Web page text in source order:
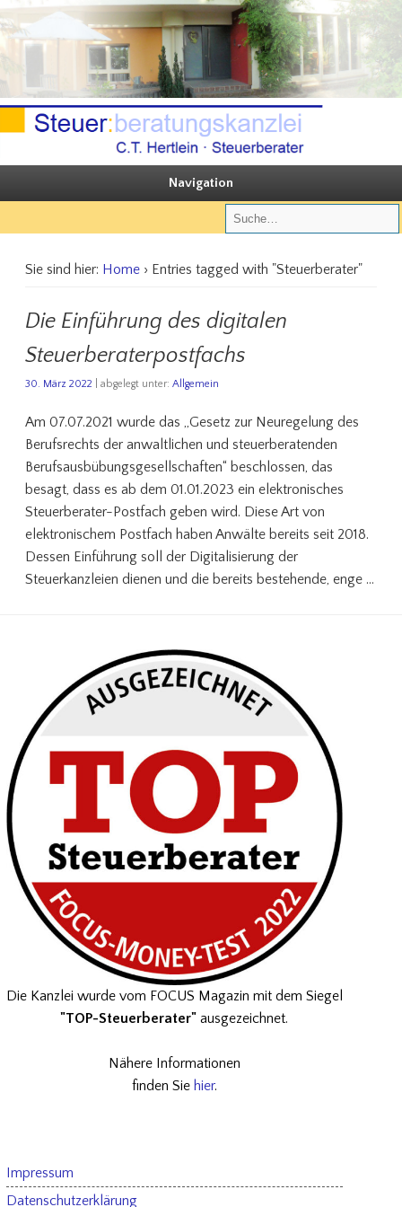
Steuerberatungskanzlei C.T. Hertlein
Sie steuern, wir beraten
Navigation
Sie sind hier: Home› Entries tagged with "Steuerberater"
Die Einführung des digitalen
Steuerberaterpostfachs
30. März 2022 | abgelegt unter: Allgemein
Am 07.07.2021 wurde das „Gesetz zur Neuregelung des
Berufsrechts der anwaltlichen und steuerberatenden
Berufsausbübungsgesellschaften“ beschlossen, das
besagt, dass es ab dem 01.01.2023 ein elektronisches
Steuerberater-Postfach geben wird. Diese Art von
elektronischem Postfach haben Anwälte bereits seit 2018.
Dessen Einführung soll der Digitalisierung der
Steuerkanzleien dienen und die bereits bestehende, enge …
Die Kanzlei wurde vom FOCUS Magazin mit dem Siegel
"TOP-Steuerberater" ausgezeichnet.
Nähere Informationen
finden Sie hier.
Impressum
Datenschutzerklärung